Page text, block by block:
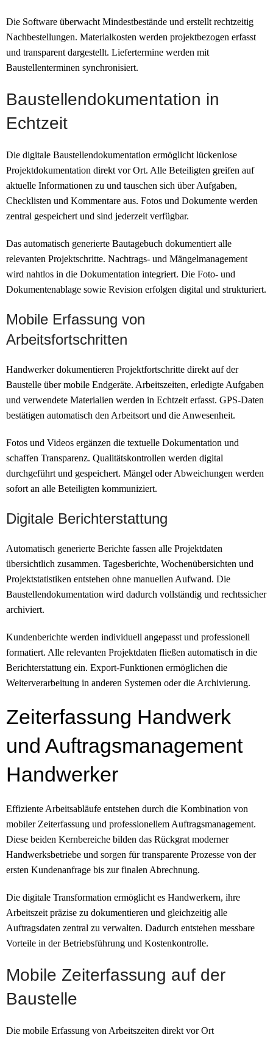
Die Software überwacht Mindestbestände und erstellt rechtzeitig
Nachbestellungen. Materialkosten werden projektbezogen erfasst
und transparent dargestellt. Liefertermine werden mit
Baustellenterminen synchronisiert.
Baustellendokumentation in
Echtzeit
Die digitale Baustellendokumentation ermöglicht lückenlose
Projektdokumentation direkt vor Ort. Alle Beteiligten greifen auf
aktuelle Informationen zu und tauschen sich über Aufgaben,
Checklisten und Kommentare aus. Fotos und Dokumente werden
zentral gespeichert und sind jederzeit verfügbar.
Das automatisch generierte Bautagebuch dokumentiert alle
relevanten Projektschritte. Nachtrags- und Mängelmanagement
wird nahtlos in die Dokumentation integriert. Die Foto- und
Dokumentenablage sowie Revision erfolgen digital und strukturiert.
Mobile Erfassung von
Arbeitsfortschritten
Handwerker dokumentieren Projektfortschritte direkt auf der
Baustelle über mobile Endgeräte. Arbeitszeiten, erledigte Aufgaben
und verwendete Materialien werden in Echtzeit erfasst. GPS-Daten
bestätigen automatisch den Arbeitsort und die Anwesenheit.
Fotos und Videos ergänzen die textuelle Dokumentation und
schaffen Transparenz. Qualitätskontrollen werden digital
durchgeführt und gespeichert. Mängel oder Abweichungen werden
sofort an alle Beteiligten kommuniziert.
Digitale Berichterstattung
Automatisch generierte Berichte fassen alle Projektdaten
übersichtlich zusammen. Tagesberichte, Wochenübersichten und
Projektstatistiken entstehen ohne manuellen Aufwand. Die
Baustellendokumentation wird dadurch vollständig und rechtssicher
archiviert.
Kundenberichte werden individuell angepasst und professionell
formatiert. Alle relevanten Projektdaten fließen automatisch in die
Berichterstattung ein. Export-Funktionen ermöglichen die
Weiterverarbeitung in anderen Systemen oder die Archivierung.
Zeiterfassung Handwerk
und Auftragsmanagement
Handwerker
Effiziente Arbeitsabläufe entstehen durch die Kombination von
mobiler Zeiterfassung und professionellem Auftragsmanagement.
Diese beiden Kernbereiche bilden das Rückgrat moderner
Handwerksbetriebe und sorgen für transparente Prozesse von der
ersten Kundenanfrage bis zur finalen Abrechnung.
Die digitale Transformation ermöglicht es Handwerkern, ihre
Arbeitszeit präzise zu dokumentieren und gleichzeitig alle
Auftragsdaten zentral zu verwalten. Dadurch entstehen messbare
Vorteile in der Betriebsführung und Kostenkontrolle.
Mobile Zeiterfassung auf der
Baustelle
Die mobile Erfassung von Arbeitszeiten direkt vor Ort